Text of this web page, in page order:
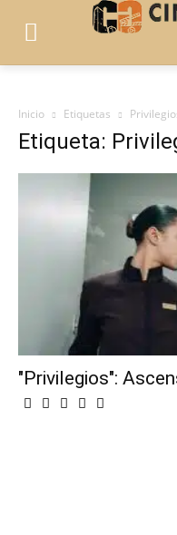
Inicio Etiquetas
Etiqueta:
"Privilegios":